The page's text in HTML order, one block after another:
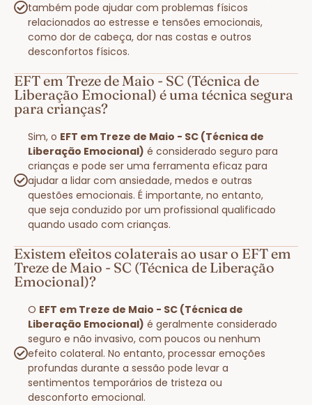
também pode ajudar com problemas físicos
relacionados ao estresse e tensões emocionais,
como dor de cabeça, dor nas costas e outros
desconfortos físicos.
EFT em Treze de Maio - SC (Técnica de
Liberação Emocional) é uma técnica segura
para crianças?
Sim, o EFT em Treze de Maio - SC (Técnica de
Liberação Emocional) é considerado seguro para
crianças e pode ser uma ferramenta eficaz para
ajudar a lidar com ansiedade, medos e outras
questões emocionais. É importante, no entanto,
que seja conduzido por um profissional qualificado
quando usado com crianças.
Existem efeitos colaterais ao usar o EFT em
Treze de Maio - SC (Técnica de Liberação
Emocional)?
O EFT em Treze de Maio - SC (Técnica de
Liberação Emocional) é geralmente considerado
seguro e não invasivo, com poucos ou nenhum
efeito colateral. No entanto, processar emoções
profundas durante a sessão pode levar a
sentimentos temporários de tristeza ou
desconforto emocional.